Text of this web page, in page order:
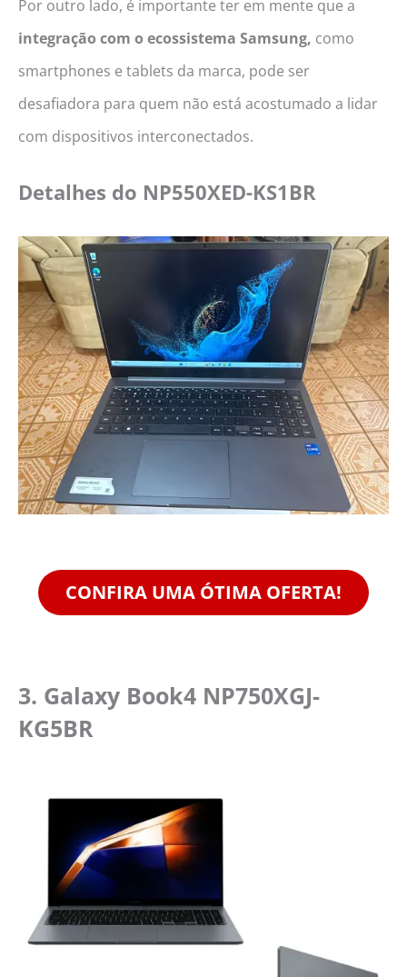
Por outro lado, é importante ter em mente que a
integração com o ecossistema Samsung, como
smartphones e tablets da marca, pode ser
desafiadora para quem não está acostumado a lidar
com dispositivos interconectados.
Detalhes do NP550XED-KS1BR
CONFIRA UMA ÓTIMA OFERTA!
3. Galaxy Book4 NP750XGJ-
KG5BR